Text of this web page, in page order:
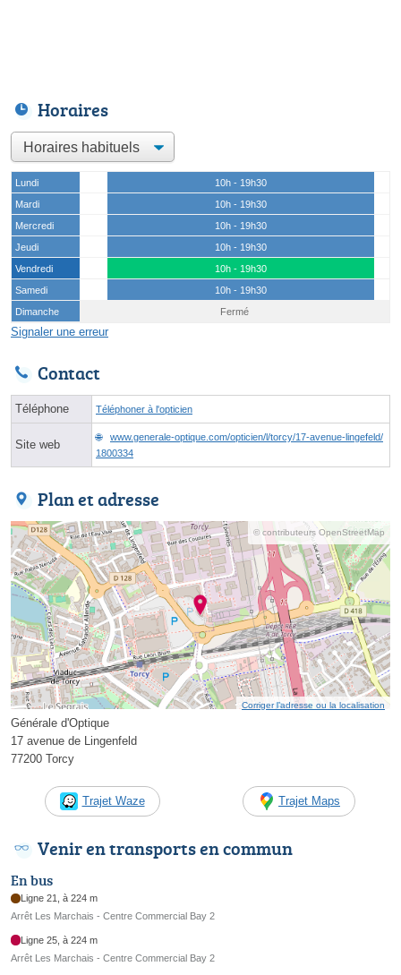
Horaires
Lundi
10h - 19h30
Mardi
10h - 19h30
Mercredi
10h - 19h30
Jeudi
10h - 19h30
Vendredi
10h - 19h30
Samedi
10h - 19h30
Dimanche
Fermé
Signaler une erreur
Contact
Téléphone Téléphoner à l'opticien
Site web
www.generale-optique.com/opticien/l/torcy/17-avenue-lingefeld/
1800334
Plan et adresse
© contributeurs OpenStreetMap
Corriger l’adresse ou la localisation
Générale d'Optique
17 avenue de Lingenfeld
77200 Torcy
Trajet Waze Trajet Maps
Venir en transports en commun
En bus
Ligne 21, à 224 m
Arrêt Les Marchais - Centre Commercial Bay 2
Ligne 25, à 224 m
Arrêt Les Marchais - Centre Commercial Bay 2